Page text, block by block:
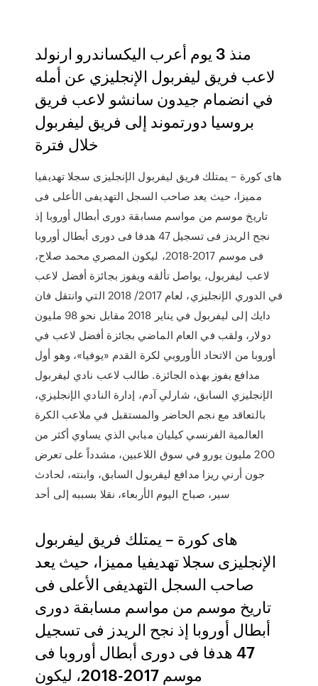
منذ 3 يوم أعرب اليكساندرو ارنولد
لاعب فريق ليفربول الإنجليزي عن أمله
في انضمام جيدون سانشو لاعب فريق
بروسيا دورتموند إلى فريق ليفربول
هاى كورة – يمتلك فريق ليفربول الإنجليزى سجلا تهديفيا
مميزا، حيث يعد صاحب السجل التهديفى الأعلى فى
تاريخ موسم من مواسم مسابقة دورى أبطال أوروبا إذ
نجح الريدز فى تسجيل 47 هدفا فى دورى أبطال أوروبا
فى موسم 2017-2018، ليكون المصري محمد صلاح،
لاعب ليفربول، يواصل تألقه ويفوز بجائزة أفضل لاعب
في الدوري الإنجليزي، لعام 2017/ 2018 التي وانتقل فان
دايك إلى ليفربول في يناير 2018 مقابل نحو 98 مليون
دولار، ولقب في العام الماضي بجائزة أفضل لاعب في
أوروبا من الاتحاد الأوروبي لكرة القدم «يوفيا»، وهو أول
مدافع يفوز بهذه الجائزة. طالب لاعب نادي ليفربول
الإنجليزي السابق، شارلي آدم، إدارة النادي الإنجليزي،
بالتعاقد مع نجم الحاضر والمستقبل في ملاعب الكرة
العالمية الفرنسي كيليان مبابي الذي يساوي أكثر من
200 مليون يورو في سوق اللاعبين، مشدداً على تعرض
جون أرني ريزا مدافع ليفربول السابق، وابنته، لحادث
سير، صباح اليوم الأربعاء، نقلا بسببه إلى أحد
هاى كورة – يمتلك فريق ليفربول
الإنجليزى سجلا تهديفيا مميزا، حيث يعد
صاحب السجل التهديفى الأعلى فى
تاريخ موسم من مواسم مسابقة دورى
أبطال أوروبا إذ نجح الريدز فى تسجيل
47 هدفا فى دورى أبطال أوروبا فى
موسم 2017-2018، ليكون